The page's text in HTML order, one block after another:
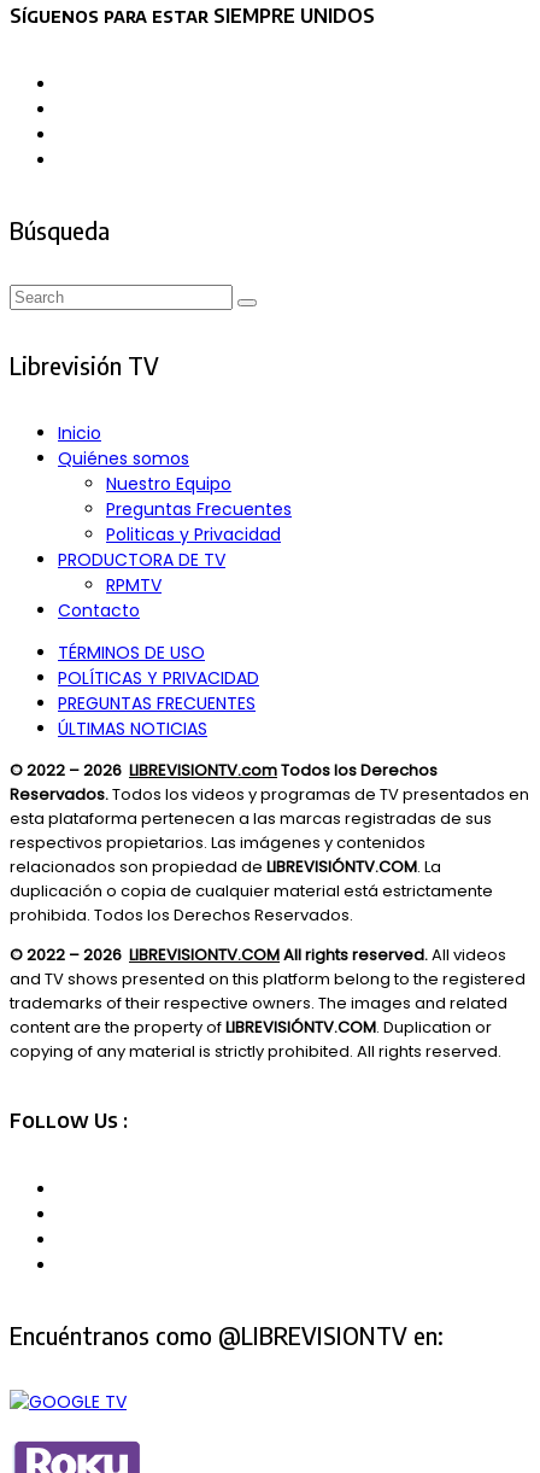
Asides
Síguenos para estar SIEMPRE UNIDOS
Búsqueda
Search
Search
Librevisión TV
Inicio
Quiénes somos
Nuestro Equipo
Preguntas Frecuentes
Politicas y Privacidad
PRODUCTORA DE TV
RPMTV
Contacto
TÉRMINOS DE USO
POLÍTICAS Y PRIVACIDAD
PREGUNTAS FRECUENTES
ÚLTIMAS NOTICIAS
© 2022 – 2026 LIBREVISIONTV.comTodos los Derechos
Reservados.Todos los videos y programas de TV presentados en
esta plataforma pertenecen a las marcas registradas de sus
respectivos propietarios. Las imágenes y contenidos
relacionados son propiedad de LIBREVISIÓNTV.COM. La
duplicación o copia de cualquier material está estrictamente
prohibida. Todos los Derechos Reservados.
© 2022 – 2026 LIBREVISIONTV.COMAll rights reserved.All videos
and TV shows presented on this platform belong to the registered
trademarks of their respective owners. The images and related
content are the property ofLIBREVISIÓNTV.COM. Duplication or
copying of any material is strictly prohibited. All rights reserved.
Follow Us :
Encuéntranos como @LIBREVISIONTV en: